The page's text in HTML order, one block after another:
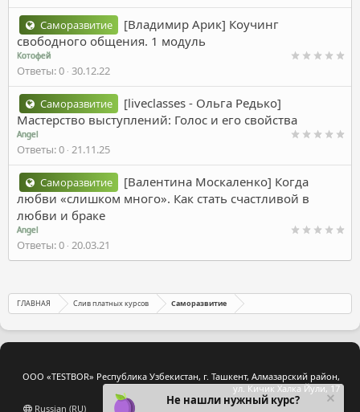
Саморазвитие
[Владимир Арик] Коучинг
свободного общения. 1 модуль
Котофей
Ответы 0 30.12.22
Саморазвитие
[liveclasses - Ольга Редько]
Мастерство выступлений: Голос и его свойства
Angel
Ответы 0 21.11.25
Саморазвитие
[Валентина Москаленко] Когда
любви «слишком много». Как стать счастливой в
любви и браке
Angel
Ответы 0 20.03.21
ГЛАВНАЯ Слив платных курсов Саморазвитие
ООО «TESTBOR» Республика Узбекистан, г. Ташкент, Алмазарский район,
ул. Кичик Халка Йули, 17
Russian (RU)
Не нашли нужный курс?